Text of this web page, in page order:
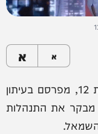
א א
עמית סגל הפרשן הפוליטי של חדשות 12, מפרסם בעיתון
מבקר את התנהלות
השמאל.